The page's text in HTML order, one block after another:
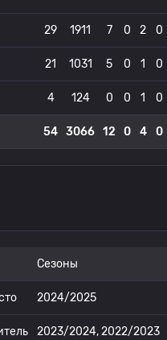
29 1911 7 0 2 0
21 1031 5 0 1 0
4 124 0 0 1 0
54 3066 12 0 4 0
Сезоны
2024/2025
2023/2024, 2022/2023